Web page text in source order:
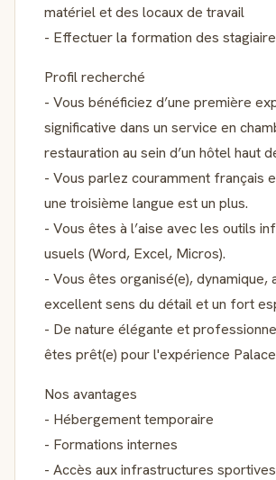
matériel et des locaux de travail
- Effectuer la formation des
Profil recherché
- Vous bénéficiez d’une première
significative dans un service en
restauration au sein d’un hôtel haut
- Vous parlez couramment français
une troisième langue est un plus.
- Vous êtes à l’aise avec les outils
usuels (Word, Excel, Micros).
- Vous êtes organisé(e), dynamique,
excellent sens du détail et un fort
- De nature élégante et
êtes prêt(e) pour l'expérience
Nos avantages
- Hébergement temporaire
- Formations internes
- Accès aux infrastructures sportives